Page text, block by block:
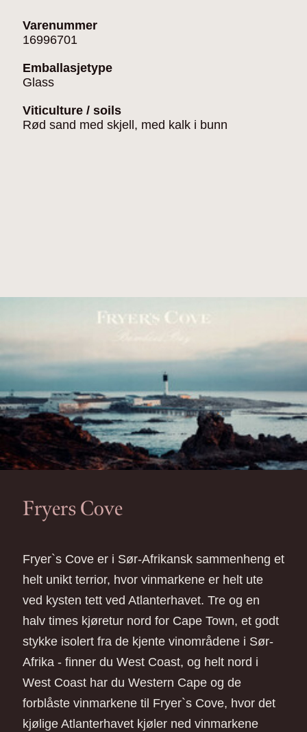
Varenummer
16996701
Emballasjetype
Glass
Viticulture / soils
Rød sand med skjell, med kalk i bunn
Fryers Cove
Fryer`s Cove er i Sør-Afrikansk sammenheng et
helt unikt terrior, hvor vinmarkene er helt ute
ved kysten tett ved Atlanterhavet. Tre og en
halv times kjøretur nord for Cape Town, et godt
stykke isolert fra de kjente vinområdene i Sør-
Afrika - finner du West Coast, og helt nord i
West Coast har du Western Cape og de
forblåste vinmarkene til Fryer`s Cove, hvor det
kjølige Atlanterhavet kjøler ned vinmarkene